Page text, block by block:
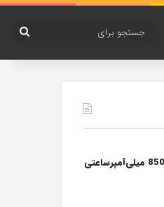
خوراک
برای
هواوی Nova 16 SE با باتری 8500 میلی‌آمپرساعتی